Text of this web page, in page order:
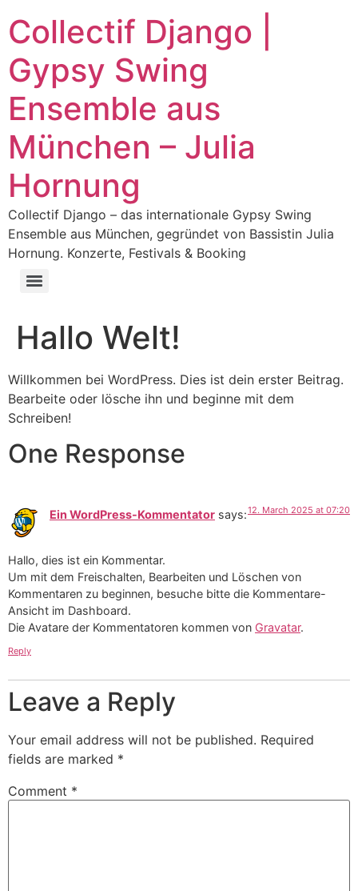
Collectif Django |
Gypsy Swing
Ensemble aus
München – Julia
Hornung
Collectif Django – das internationale Gypsy Swing
Ensemble aus München, gegründet von Bassistin Julia
Hornung. Konzerte, Festivals & Booking
Hallo Welt!
Willkommen bei WordPress. Dies ist dein erster Beitrag.
Bearbeite oder lösche ihn und beginne mit dem
Schreiben!
One Response
Ein WordPress-Kommentator says:12. March 2025 at 07:20
Hallo, dies ist ein Kommentar.
Um mit dem Freischalten, Bearbeiten und Löschen von
Kommentaren zu beginnen, besuche bitte die Kommentare-
Ansicht im Dashboard.
Die Avatare der Kommentatoren kommen von Gravatar.
Reply
Leave a Reply
Your email address will not be published. Required
fields are marked *
Comment *